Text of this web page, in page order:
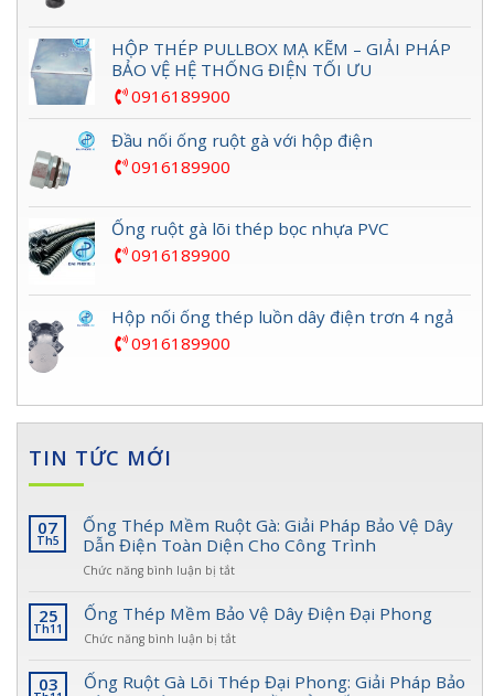
HỘP THÉP PULLBOX MẠ KẼM – GIẢI PHÁP
BẢO VỆ HỆ THỐNG ĐIỆN TỐI ƯU
0916189900
Đầu nối ống ruột gà với hộp điện
0916189900
Ống ruột gà lõi thép bọc nhựa PVC
0916189900
Hộp nối ống thép luồn dây điện trơn 4 ngả
0916189900
TIN TỨC MỚI
07
Th5
Ống Thép Mềm Ruột Gà: Giải Pháp Bảo Vệ Dây
Dẫn Điện Toàn Diện Cho Công Trình
Chức năng bình luận bị tắtở
Thép
Mềm
Ruột
Giải
25
Th11
Ống Thép Mềm Bảo Vệ Dây Điện Đại Phong
Chức năng bình luận bị tắtở
Thép
03
Ống Ruột Gà Lõi Thép Đại Phong: Giải Pháp Bảo